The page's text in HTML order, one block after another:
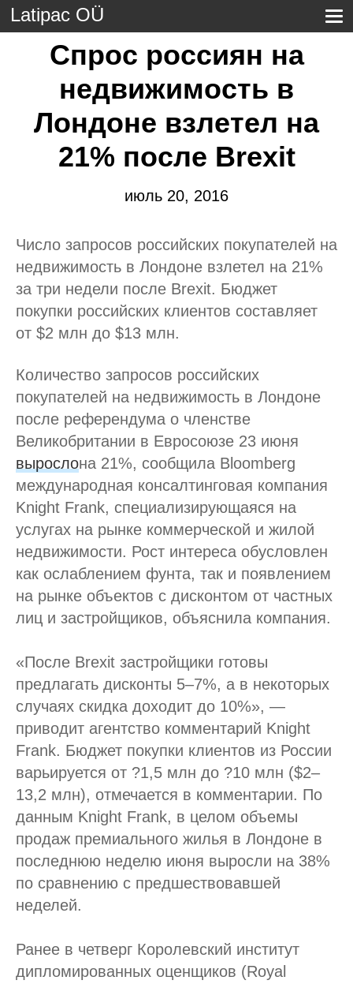
Latipac OÜ
Спрос россиян на
недвижимость в
Лондоне взлетел на
21% после Brexit
июль 20, 2016
Число запросов российских покупателей на
недвижимость в Лондоне взлетел на 21%
за три недели после Brexit. Бюджет
покупки российских клиентов составляет
от $2 млн до $13 млн.
Количество запросов российских
покупателей на недвижимость в Лондоне
после референдума о членстве
Великобритании в Евросоюзе 23 июня
вырослона 21%, сообщила Bloomberg
международная консалтинговая компания
Knight Frank, специализирующаяся на
услугах на рынке коммерческой и жилой
недвижимости. Рост интереса обусловлен
как ослаблением фунта, так и появлением
на рынке объектов с дисконтом от частных
лиц и застройщиков, объяснила компания.
«После Brexit застройщики готовы
предлагать дисконты 5–7%, а в некоторых
случаях скидка доходит до 10%», —
приводит агентство комментарий Knight
Frank. Бюджет покупки клиентов из России
варьируется от ?1,5 млн до ?10 млн ($2–
13,2 млн), отмечается в комментарии. По
данным Knight Frank, в целом объемы
продаж премиального жилья в Лондоне в
последнюю неделю июня выросли на 38%
по сравнению с предшествовавшей
неделей.
Ранее в четверг Королевский институт
дипломированных оценщиков (Royal